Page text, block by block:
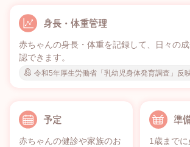
身長・体重管理
赤ちゃんの身長・体重を記録して、日々の
認できます。
令和5年厚生労働省「乳幼児身体発育調査」反
予定
赤ちゃんの健診や家族のお
準
1歳まで